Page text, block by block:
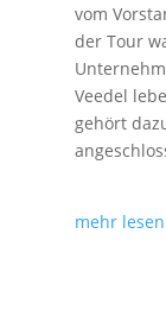
vom
der Tour
Veedel
gehört
mehr lesen